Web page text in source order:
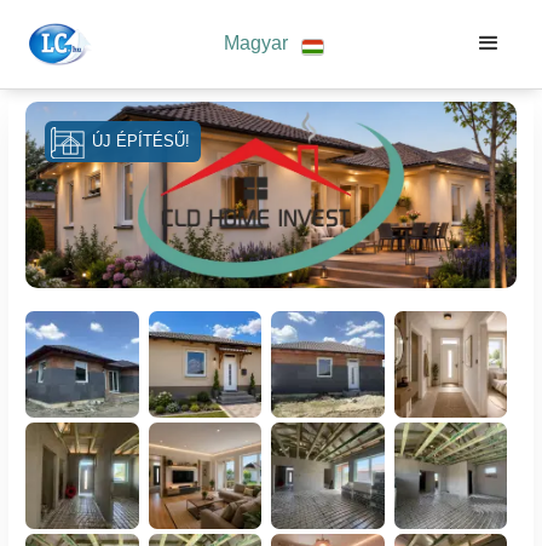
Magyar
ÚJ ÉPÍTÉSŰ!